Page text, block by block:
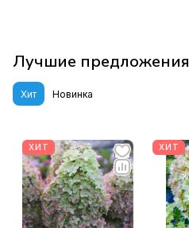
Лучшие предложения
Хит Новинка
ХИТ ХИТ